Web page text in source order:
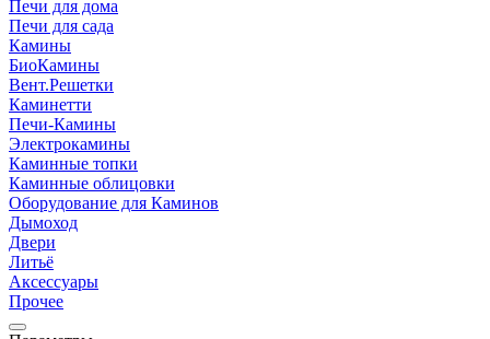
Печи для дома
Печи для сада
Камины
БиоКамины
Вент.Решетки
Каминетти
Печи-Камины
Электрокамины
Каминные топки
Каминные облицовки
Оборудование для Каминов
Дымоход
Двери
Литьё
Аксессуары
Прочее